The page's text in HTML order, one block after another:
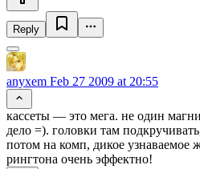
Reply
anyxem Feb 27 2009 at 20:55
кассеты — это мега. не один
дело =). головки там
потом на комп, дикое узнаваемое
рингтона очень эффектно!